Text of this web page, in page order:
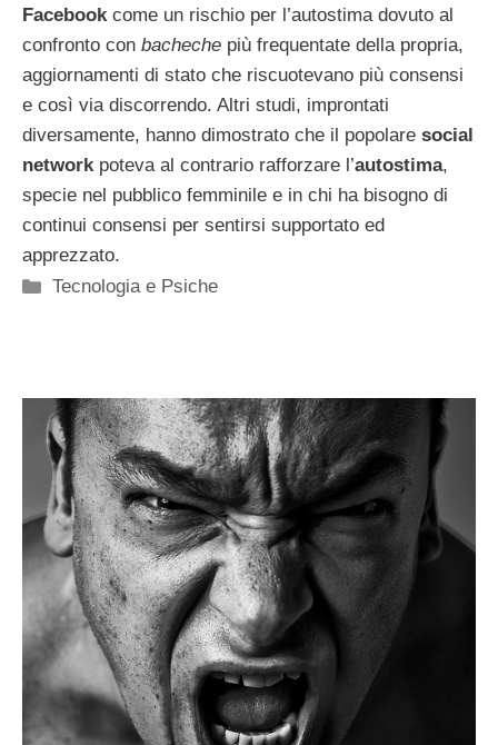
Facebookcome un rischio per l’autostima dovuto al
confronto con bacheche più frequentate della propria,
aggiornamenti di stato che riscuotevano più consensi
e così via discorrendo. Altri studi, improntati
diversamente, hanno dimostrato che il popolare social
networkpoteva al contrario rafforzare l’autostima,
specie nel pubblico femminile e in chi ha bisogno di
continui consensi per sentirsi supportato ed
apprezzato.
Categorie
Tecnologia e Psiche